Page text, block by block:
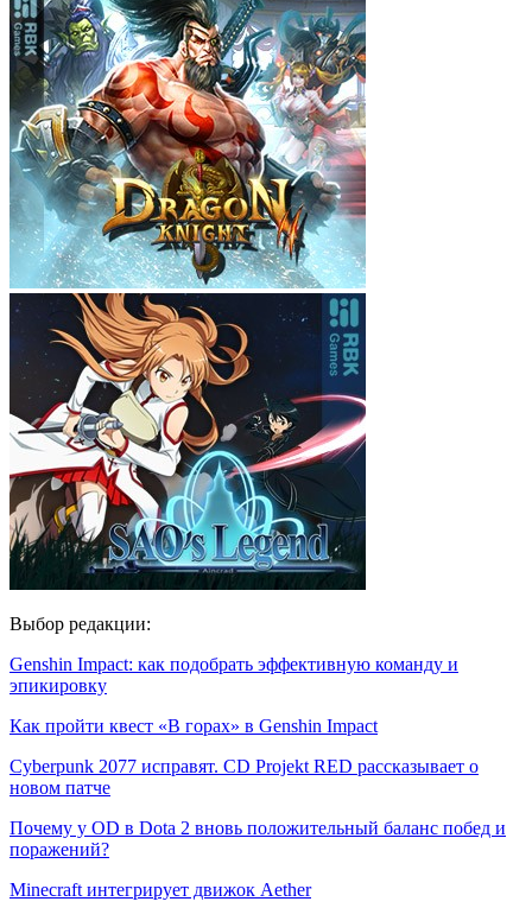
Выбор редакции:
Genshin Impact: как подобрать эффективную команду и
эпикировку
Как пройти квест «В горах» в Genshin Impact
Cyberpunk 2077 исправят. CD Projekt RED рассказывает о
новом патче
Почему у OD в Dota 2 вновь положительный баланс побед и
поражений?
Minecraft интегрирует движок Aether